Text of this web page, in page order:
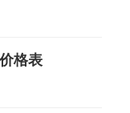
格表